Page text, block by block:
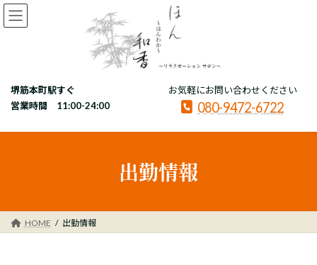
コ
ン
プ
ナ
ビ
動
堺筋本町駅すぐ
営業時間 11:00-24:00
お気軽にお問い合わせください
080-9472-6722
出勤情報
HOME 出勤情報